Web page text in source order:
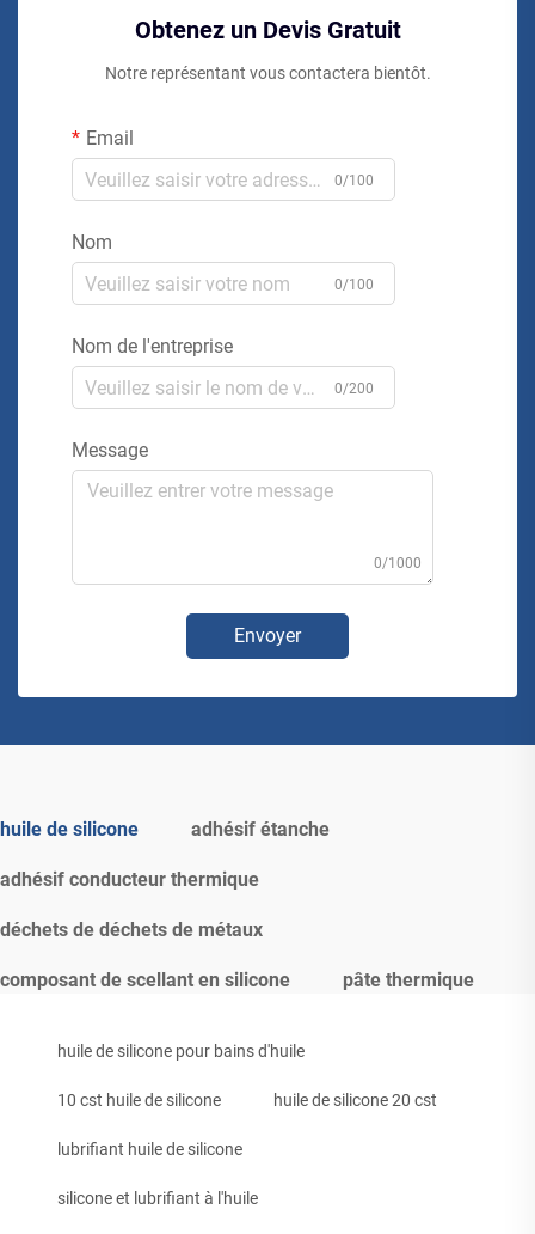
Obtenez un Devis Gratuit
Notre représentant vous contactera bientôt.
Email
0/100
Nom
0/100
Nom de l'entreprise
0/200
Message
0/1000
Envoyer
huile de silicone adhésif étanche
adhésif conducteur thermique
déchets de déchets de métaux
composant de scellant en silicone pâte thermique
huile de silicone pour bains d'huile
10 cst huile de silicone huile de silicone 20 cst
lubrifiant huile de silicone
silicone et lubrifiant à l'huile